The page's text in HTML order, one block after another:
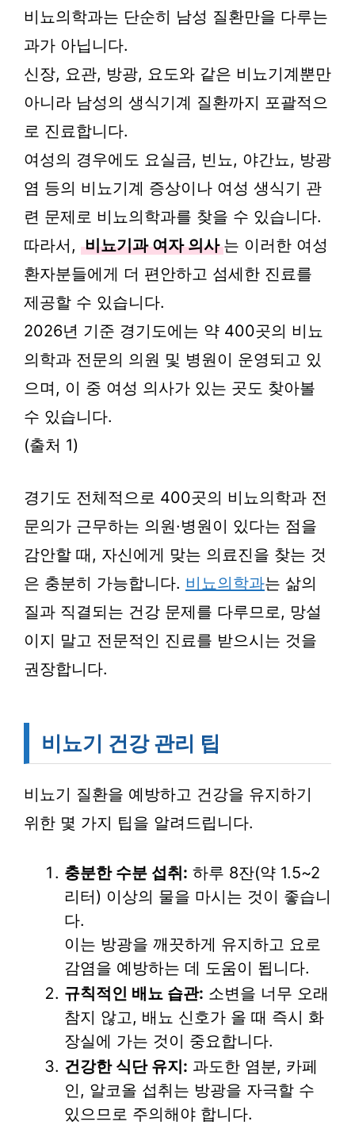
비뇨의학과는 단순히 남성 질환만을 다루는
과가 아닙니다.
신장, 요관, 방광, 요도와 같은 비뇨기계뿐만
아니라 남성의 생식기계 질환까지 포괄적으
로 진료합니다.
여성의 경우에도 요실금, 빈뇨, 야간뇨, 방광
염 등의 비뇨기계 증상이나 여성 생식기 관
련 문제로 비뇨의학과를 찾을 수 있습니다.
따라서, 비뇨기과 여자 의사 는 이러한 여성
환자분들에게 더 편안하고 섬세한 진료를
제공할 수 있습니다.
2026년 기준 경기도에는 약 400곳의 비뇨
의학과 전문의 의원 및 병원이 운영되고 있
으며, 이 중 여성 의사가 있는 곳도 찾아볼
수 있습니다.
(출처 1)
경기도 전체적으로 400곳의 비뇨의학과 전
문의가 근무하는 의원·병원이 있다는 점을
감안할 때, 자신에게 맞는 의료진을 찾는 것
은 충분히 가능합니다. 비뇨의학과는 삶의
질과 직결되는 건강 문제를 다루므로, 망설
이지 말고 전문적인 진료를 받으시는 것을
권장합니다.
비뇨기 건강 관리 팁
비뇨기 질환을 예방하고 건강을 유지하기
위한 몇 가지 팁을 알려드립니다.
충분한 수분 섭취: 하루 8잔(약 1.5~2
리터) 이상의 물을 마시는 것이 좋습니
다.
이는 방광을 깨끗하게 유지하고 요로
감염을 예방하는 데 도움이 됩니다.
규칙적인 배뇨 습관: 소변을 너무 오래
참지 않고, 배뇨 신호가 올 때 즉시 화
장실에 가는 것이 중요합니다.
건강한 식단 유지: 과도한 염분, 카페
인, 알코올 섭취는 방광을 자극할 수
있으므로 주의해야 합니다.